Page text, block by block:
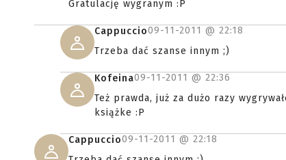
Gratulację wygranym :P
Cappuccio09-11-2011 @ 22:18
Trzeba dać szanse innym ;)
Kofeina09-11-2011 @ 22:36
Też prawda, już za dużo razy
książke :P
Cappuccio09-11-2011 @ 22:18